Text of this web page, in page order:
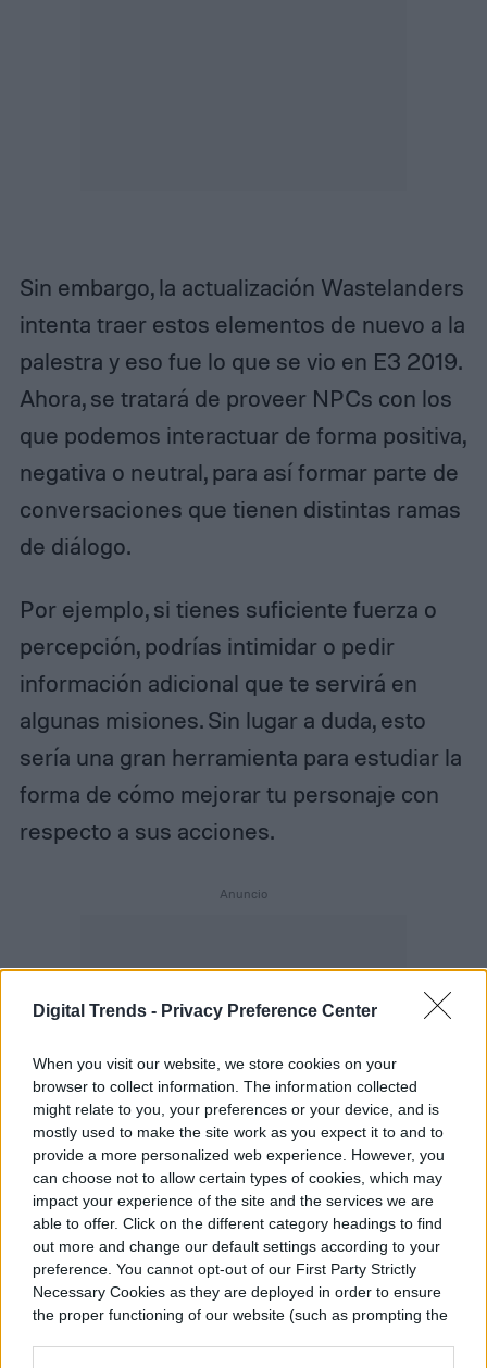
Digital Trends - Privacy Preference Center
When you visit our website, we store cookies on your
browser to collect information. The information collected
might relate to you, your preferences or your device, and is
mostly used to make the site work as you expect it to and to
provide a more personalized web experience. However, you
can choose not to allow certain types of cookies, which may
impact your experience of the site and the services we are
able to offer. Click on the different category headings to find
out more and change our default settings according to your
preference. You cannot opt-out of our First Party Strictly
Necessary Cookies as they are deployed in order to ensure
the proper functioning of our website (such as prompting the
Sin embargo, la actualización Wastelanders
intenta traer estos elementos de nuevo a la
palestra y eso fue lo que se vio en E3 2019.
Ahora, se tratará de proveer NPCs con los
que podemos interactuar de forma positiva,
negativa o neutral, para así formar parte de
conversaciones que tienen distintas ramas
de diálogo.
Por ejemplo, si tienes suficiente fuerza o
percepción, podrías intimidar o pedir
información adicional que te servirá en
algunas misiones. Sin lugar a duda, esto
sería una gran herramienta para estudiar la
forma de cómo mejorar tu personaje con
respecto a sus acciones.